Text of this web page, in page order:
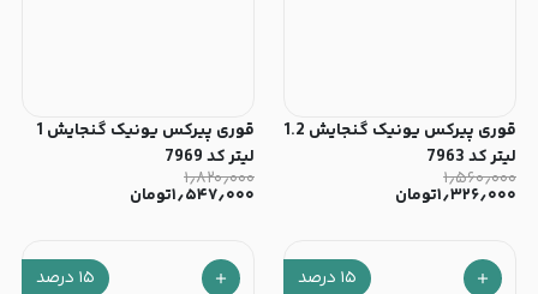
قوری پیرکس یونیک گنجایش 1.2
لیتر کد 7963
۱٫۵۶۰٫۰۰۰
۱٫۳۲۶٫۰۰۰تومان
قوری پیرکس یونیک گنجایش 1
لیتر کد 7969
۱٫۸۲۰٫۰۰۰
۱٫۵۴۷٫۰۰۰تومان
۱۵ درصد ۱۵ درصد